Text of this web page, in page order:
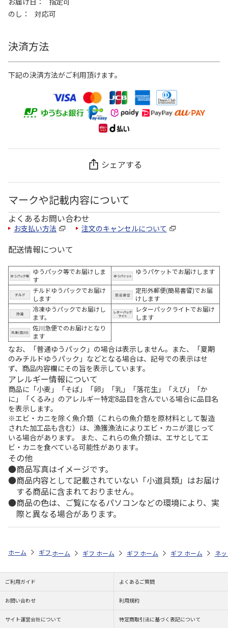
のし
対応可
決済方法
下記の決済方法がご利用頂けます。
シェアする
マークや記載内容について
よくあるお問い合わせ
お支払い方法 注文のキャンセルについて
配送情報について
ゆうパック等でお届けしま
す
ゆうパケットでお届けします
チルドゆうパックでお届け
します
定形外郵便(簡易書留)でお届
けします
冷凍ゆうパックでお届けし
ます。
レターパックライトでお届け
します
佐川急便でのお届けとなり
ます
なお、「普通ゆうパック」の場合は表示しません。また、「夏期
のみチルドゆうパック」などとなる場合は、記号での表示はせ
ず、商品内容欄にその旨を表示しています。
アレルギー情報について
商品に「小麦」「そば」「卵」「乳」「落花生」「えび」「か
に」「くるみ」のアレルギー特定8品目を含んでいる場合に品目名
を表示します。
※エビ・カニを除く魚介類（これらの魚介類を原材料として製造
された加工品も含む）は、漁獲漁法によりエビ・カニが混じって
いる場合があります。 また、これらの魚介類は、エサとしてエ
ビ・カニを食べている可能性があります。
その他
商品写真はイメージです。
商品内容として記載されていない「小道具類」はお届け
する商品に含まれておりません。
商品の色は、ご覧になるパソコンなどの環境により、実
際と異なる場合があります。
ホーム ギフトストア お中元・夏ギフト特集 2026 うなぎ・魚・海鮮
ホーム ギフトストア お中元・夏ギフト特集 2026
ホーム ギフトストア お中元・夏ギフト
ホーム ギフトストア お
ホーム ネ
ご利用ガイド よくあるご質問
お問い合わせ 利用規約
サイト運営会社について 特定商取引法に基づく表記について